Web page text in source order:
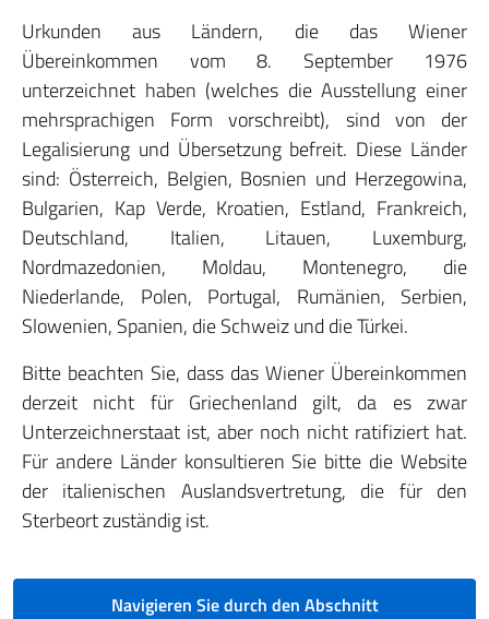
Urkunden aus Ländern, die das Wiener
Übereinkommen vom 8. September 1976
unterzeichnet haben (welches die Ausstellung einer
mehrsprachigen Form vorschreibt), sind von der
Legalisierung und Übersetzung befreit. Diese Länder
sind: Österreich, Belgien, Bosnien und Herzegowina,
Bulgarien, Kap Verde, Kroatien, Estland, Frankreich,
Deutschland, Italien, Litauen, Luxemburg,
Nordmazedonien, Moldau, Montenegro, die
Niederlande, Polen, Portugal, Rumänien, Serbien,
Slowenien, Spanien, die Schweiz und die Türkei.
Bitte beachten Sie, dass das Wiener Übereinkommen
derzeit nicht für Griechenland gilt, da es zwar
Unterzeichnerstaat ist, aber noch nicht ratifiziert hat.
Für andere Länder konsultieren Sie bitte die Website
der italienischen Auslandsvertretung, die für den
Sterbeort zuständig ist.
Navigieren Sie durch den Abschnitt